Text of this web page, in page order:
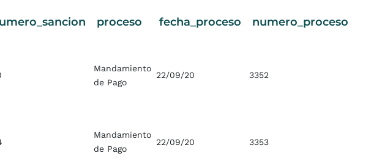
proceso fecha_proceso
numero_proceso
Mandamiento
de Pago
22/09/20 3352
Mandamiento
de Pago
22/09/20 3353